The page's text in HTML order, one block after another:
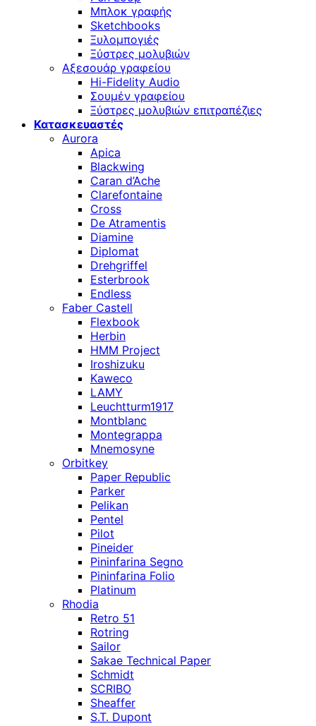
Μπλοκ γραφής
Sketchbooks
Ξυλομπογιές
Ξύστρες μολυβιών
Αξεσουάρ γραφείου
Hi-Fidelity Audio
Σουμέν γραφείου
Ξύστρες μολυβιών επιτραπέζιες
Κατασκευαστές
Aurora
Apica
Blackwing
Caran d’Ache
Clarefontaine
Cross
De Atramentis
Diamine
Diplomat
Drehgriffel
Esterbrook
Endless
Faber Castell
Flexbook
Herbin
HMM Project
Iroshizuku
Kaweco
LAMY
Leuchtturm1917
Montblanc
Montegrappa
Mnemosyne
Orbitkey
Paper Republic
Parker
Pelikan
Pentel
Pilot
Pineider
Pininfarina Segno
Pininfarina Folio
Platinum
Rhodia
Retro 51
Rotring
Sailor
Sakae Technical Paper
Schmidt
SCRIBO
Sheaffer
S.T. Dupont